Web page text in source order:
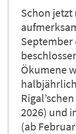
Schon
September
Ökumene
2026) und
(ab